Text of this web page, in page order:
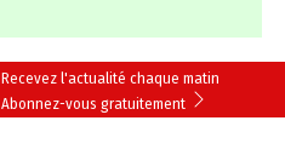
Recevez l'actualité chaque matin
Abonnez-vous gratuitement